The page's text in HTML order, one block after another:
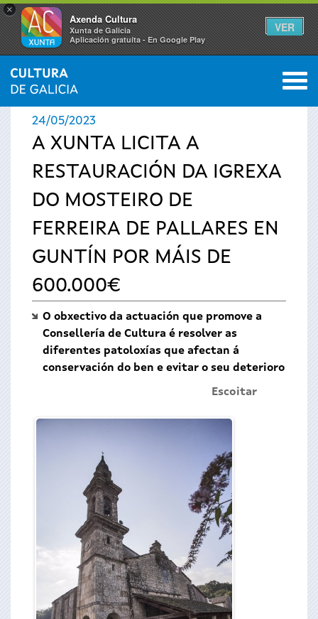
×
Axenda Cultura
Xunta de Galicia
Aplicación gratuíta - En Google Play
VER
Vostede
está
aquí
INICIO › ACTUALIDADE 0
24/05/2023
A XUNTA LICITA A
RESTAURACIÓN DA IGREXA
DO MOSTEIRO DE
FERREIRA DE PALLARES EN
GUNTÍN POR MÁIS DE
600.000€
O obxectivo da actuación que promove a
Consellería de Cultura é resolver as
diferentes patoloxías que afectan á
conservación do ben e evitar o seu deterioro
Escoitar